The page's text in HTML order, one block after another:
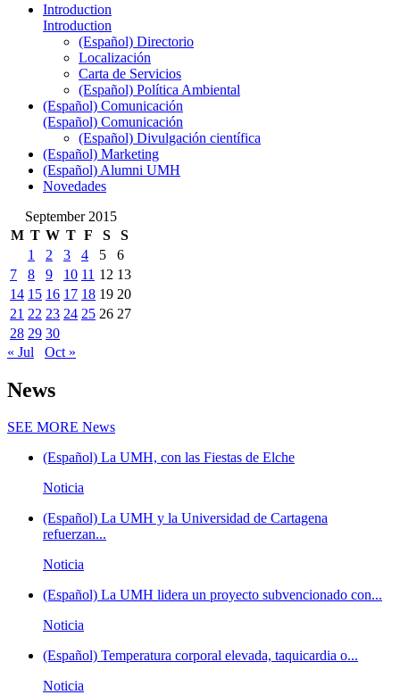
Introduction
Introduction
(Español) Directorio
Localización
Carta de Servicios
(Español) Política Ambiental
(Español) Comunicación
(Español) Comunicación
(Español) Divulgación científica
(Español) Marketing
(Español) Alumni UMH
Novedades
September 2015
M T W T F S
S
1
2 3 4 5
6
7
8 9 10 11 12 13
14 15 16 17 18 19 20
21 22 23 24 25 26 27
28 29 30
« Jul
Oct »
News
SEE MORE News
(Español) La UMH, con las Fiestas de Elche
Noticia
(Español) La UMH y la Universidad de Cartagena
refuerzan...
Noticia
(Español) La UMH lidera un proyecto subvencionado con...
Noticia
(Español) Temperatura corporal elevada, taquicardia o...
Noticia